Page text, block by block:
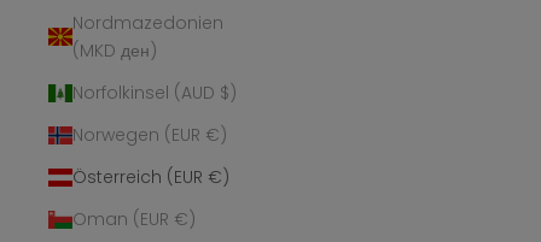
Nordmazedonien
(MKD ден)
Norfolkinsel (AUD $)
Norwegen (EUR €)
Österreich (EUR €)
Oman (EUR €)